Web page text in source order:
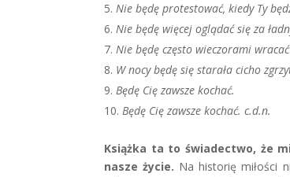
Nie będę protestować, kiedy Ty
Nie będę więcej oglądać się za
Nie będę często wieczorami
W nocy będę się starała cicho
Będę Cię zawsze kochać.
Będę Cię zawsze kochać.
Książka ta to świadectwo, że
nasze życie. Na historię miłości